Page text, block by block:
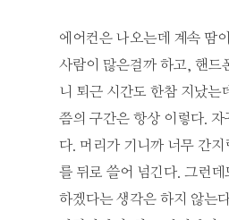
에어컨은 나오는데 계속 땀
사람이 많은걸까 하고, 핸드
니 퇴근 시간도 한참 지났는
쯤의 구간은 항상 이렇다. 자
다. 머리가 기니까 너무 간지
를 뒤로 쓸어 넘긴다. 그런
하겠다는 생각은 하지 않는